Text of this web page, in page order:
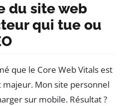
du site web
qui tue ou
que le Core Web Vitals est
Mon site personnel
sur mobile. Résultat ?